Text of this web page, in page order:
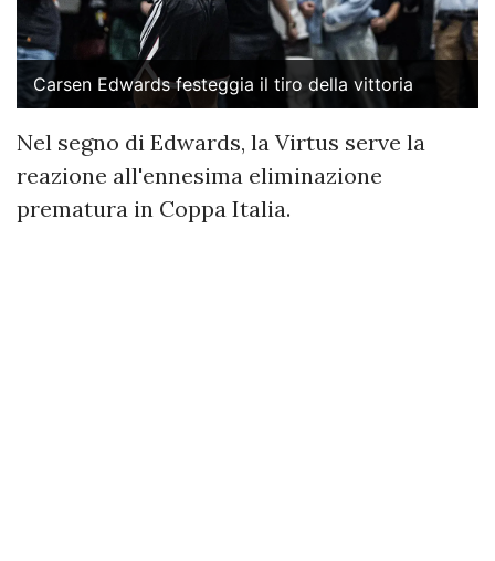
Carsen Edwards festeggia il tiro della vittoria
Nel segno di Edwards, la Virtus serve la
reazione all'ennesima eliminazione
prematura in Coppa Italia.